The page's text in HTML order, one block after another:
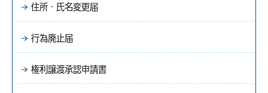
住所・氏名変更届
行為廃止届
権利譲渡承認申請書